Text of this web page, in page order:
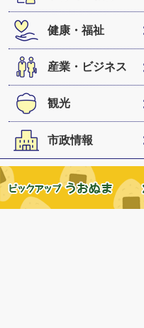
健康・福祉
産業・ビジネス
観光
市政情報